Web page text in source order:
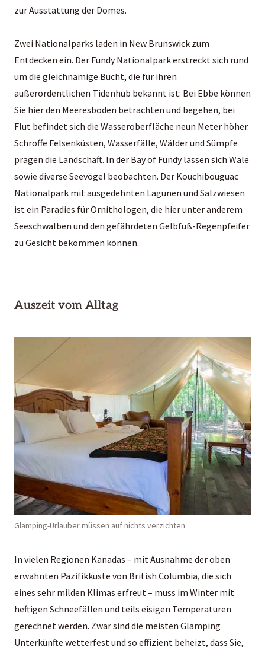
zur Ausstattung der Domes.
Zwei Nationalparks laden in New Brunswick zum
Entdecken ein. Der Fundy Nationalpark erstreckt sich rund
um die gleichnamige Bucht, die für ihren
außerordentlichen Tidenhub bekannt ist: Bei Ebbe können
Sie hier den Meeresboden betrachten und begehen, bei
Flut befindet sich die Wasseroberfläche neun Meter höher.
Schroffe Felsenküsten, Wasserfälle, Wälder und Sümpfe
prägen die Landschaft. In der Bay of Fundy lassen sich Wale
sowie diverse Seevögel beobachten. Der Kouchibouguac
Nationalpark mit ausgedehnten Lagunen und Salzwiesen
ist ein Paradies für Ornithologen, die hier unter anderem
Seeschwalben und den gefährdeten Gelbfuß-Regenpfeifer
zu Gesicht bekommen können.
Auszeit vom Alltag
Glamping-Urlauber müssen auf nichts verzichten
In vielen Regionen Kanadas – mit Ausnahme der oben
erwähnten Pazifikküste von British Columbia, die sich
eines sehr milden Klimas erfreut – muss im Winter mit
heftigen Schneefällen und teils eisigen Temperaturen
gerechnet werden. Zwar sind die meisten Glamping
Unterkünfte wetterfest und so effizient beheizt, dass Sie,